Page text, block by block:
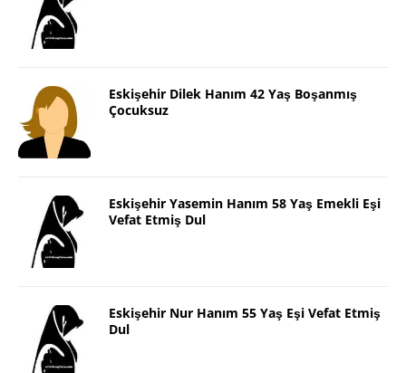
Eskişehir Dilek Hanım 42 Yaş Boşanmış
Çocuksuz
Eskişehir Yasemin Hanım 58 Yaş Emekli Eşi
Vefat Etmiş Dul
Eskişehir Nur Hanım 55 Yaş Eşi Vefat Etmiş
Dul